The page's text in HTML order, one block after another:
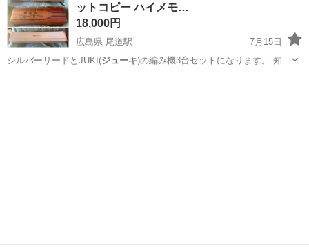
ットコピー ハイメモ…
18,000円
広島県 尾道駅
7月15日
シルバーリードとJUKI(ジューキ)の編み機3台セットになります。 知…